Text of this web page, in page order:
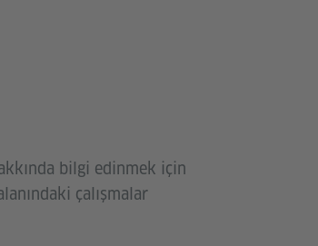
bilgi edinmek için
çalışmalar